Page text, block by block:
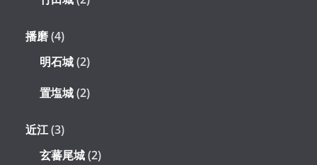
播磨(4)
明石城(2)
置塩城(2)
近江(3)
玄蕃尾城(2)